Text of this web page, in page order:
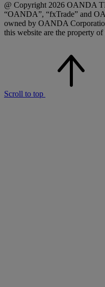
@ Copyright 2026 OANDA
“OANDA”, “fxTrade” and
owned by OANDA
this website are the property
Scroll to top